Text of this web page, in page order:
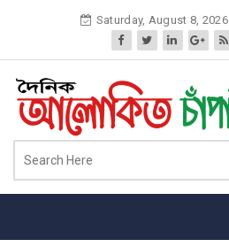
Saturday, August 8, 2026